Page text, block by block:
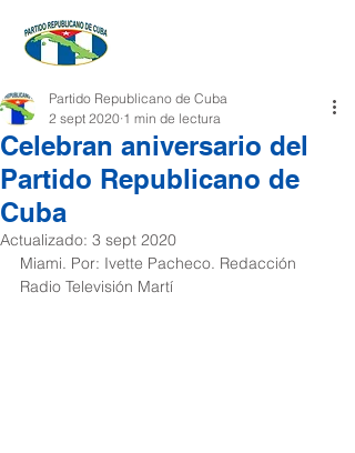
Celebran aniversario del
Partido Republicano de
Cuba
Partido Republicano de Cuba
2 sept 2020 1 min de lectura
Actualizado: 3 sept 2020
Miami. Por: Ivette Pacheco. Redacción
Radio Televisión Martí